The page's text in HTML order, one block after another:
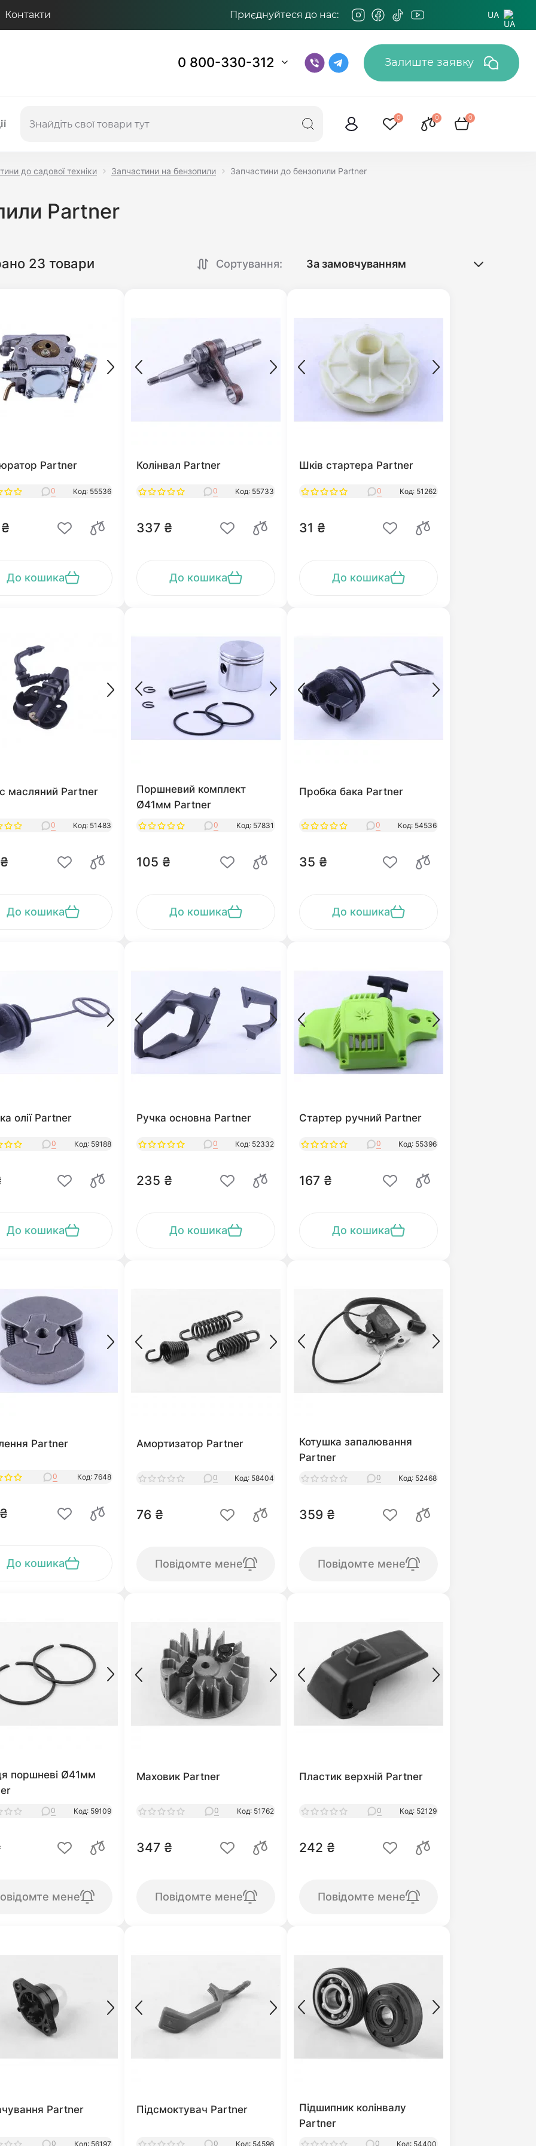
Контакти Приєднуйтеся до нас: UA
0 800-330-312 Залиште заявку
0 0 0
до садової техніки Запчастини на бензопили Запчастини до бензопили Partner
Partner
23 товари Сортування:
Partner
0 Код: 55536
До кошика
Колінвал Partner
0 Код: 55733
337 ₴
До кошика
Шків стартера Partner
0 Код: 51262
31 ₴
До кошика
масляний Partner
0 Код: 51483
До кошика
Поршневий комплект
Ø41мм Partner
0 Код: 57831
105 ₴
До кошика
Пробка бака Partner
0 Код: 54536
35 ₴
До кошика
олії Partner
0 Код: 59188
До кошика
Ручка основна Partner
0 Код: 52332
235 ₴
До кошика
Стартер ручний Partner
0 Код: 55396
167 ₴
До кошика
Partner
0 Код: 7648
До кошика
Амортизатор Partner
0 Код: 58404
76 ₴
Повідомте мене
Котушка запалювання
Partner
0 Код: 52468
359 ₴
Повідомте мене
поршневі Ø41мм
0 Код: 59109
мене
Маховик Partner
0 Код: 51762
347 ₴
Повідомте мене
Пластик верхній Partner
0 Код: 52129
242 ₴
Повідомте мене
Partner
0 Код: 56197
Підсмоктувач Partner
0 Код: 54598
Підшипник колінвалу
Partner
0 Код: 54400